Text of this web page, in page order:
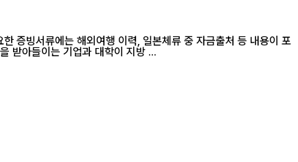
증빙서류에는 해외여행 이력, 일본체류 중 자금출처 등 내용이 포
해외로 반출할 가능성이 있는지 확인하기 위해서다. 보도에 따르면 외국인을 받아들이는 기업과 대학이 지방 ...